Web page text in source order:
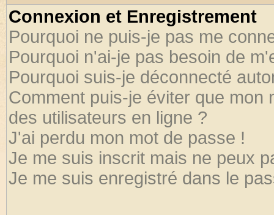
Connexion et Enregistrement
Pourquoi ne puis-je pas me
Pourquoi n'ai-je pas besoin de
Pourquoi suis-je déconnecté
Comment puis-je éviter que mon
des utilisateurs en ligne ?
J'ai perdu mon mot de passe !
Je me suis inscrit mais ne peux
Je me suis enregistré dans le